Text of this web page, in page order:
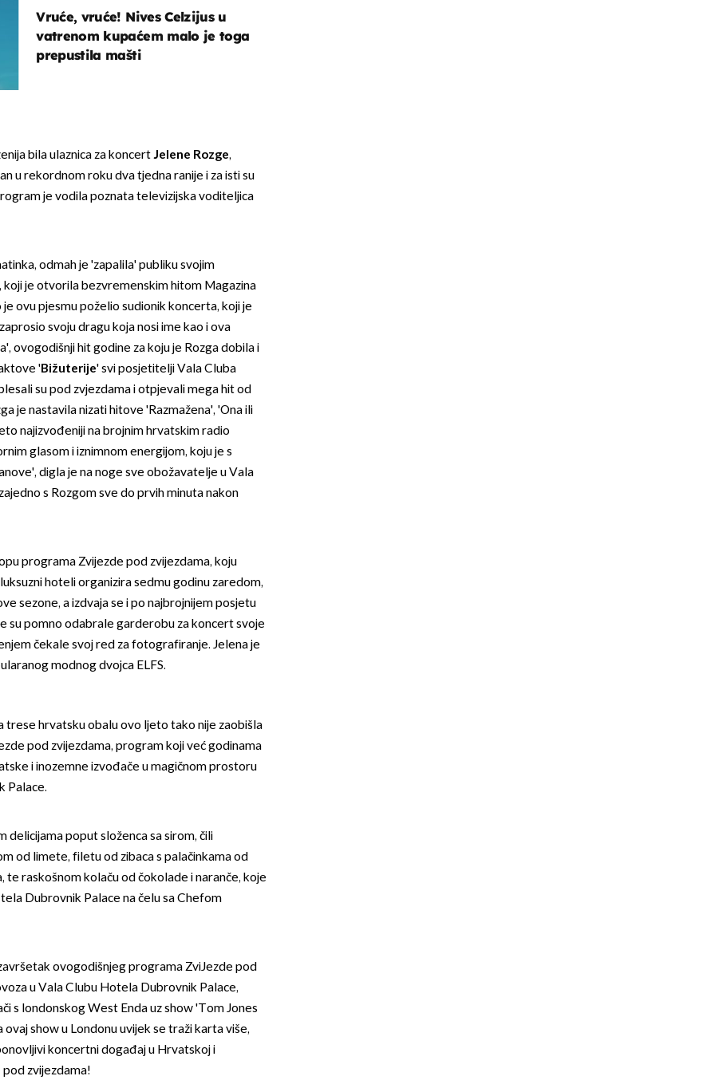
Vruće, vruće! Nives Celzijus u
vatrenom kupaćem malo je toga
prepustila mašti
bila ulaznica za koncertJelene Rozge,
u rekordnom roku dva tjedna ranije i za isti su
je vodila poznata televizijska voditeljica
odmah je 'zapalila' publiku svojim
je otvorila bezvremenskim hitom Magazina
je ovu pjesmu poželio sudionik koncerta, koji je
svoju dragu koja nosi ime kao i ova
ovogodišnji hit godine za koju je Rozga dobila i
'Bižuterije' svi posjetitelji Vala Cluba
su pod zvjezdama i otpjevali mega hit od
je nastavila nizati hitove 'Razmažena', 'Ona ili
najizvođeniji na brojnim hrvatskim radio
glasom i iznimnom energijom, koju je s
digla je na noge sve obožavatelje u Vala
s Rozgom sve do prvih minuta nakon
programa Zvijezde pod zvijezdama, koju
hoteli organizira sedmu godinu zaredom,
sezone, a izdvaja se i po najbrojnijem posjetu
su pomno odabrale garderobu za koncert svoje
čekale svoj red za fotografiranje. Jelena je
modnog dvojca ELFS.
trese hrvatsku obalu ovo ljeto tako nije zaobišla
pod zvijezdama, program koji već godinama
i inozemne izvođače u magičnom prostoru
Palace.
delicijama poput složenca sa sirom, čili
od limete, filetu od zibaca s palačinkama od
te raskošnom kolaču od čokolade i naranče, koje
Dubrovnik Palace na čelu sa Chefom
ovogodišnjeg programa ZviJezde pod
u Vala Clubu Hotela Dubrovnik Palace,
s londonskog West Enda uz show 'Tom Jones
show u Londonu uvijek se traži karta više,
koncertni događaj u Hrvatskoj i
zvijezdama!
OMOGUĆI OBAVIJESTI